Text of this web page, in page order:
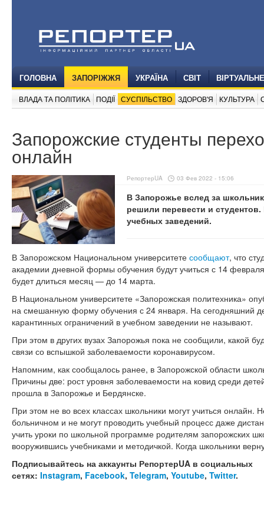
ГОЛОВНА ЗАПОРІЖЖЯ УКРАЇНА СВІТ
ВЛАДА ТА ПОЛІТИКА ПОДІЇ СУСПІЛЬСТВО ЗДОРОВ'Я КУЛЬТУРА
Запорожские студенты
онлайн
РепортерUA 03 Фев 2022 - 15:06
В Запорожье вслед за
решили перевести и
учебных заведений.
В Запорожском Национальном университете сообщают, что
академии дневной формы обучения будут учиться с 14
будет длиться месяц — до 14 марта.
В Национальном университете «Запорожская политехника»
на смешанную форму обучения с 24 января. На сегодняшний
карантинных ограничений в учебном заведении не называют.
При этом в других вузах Запорожья пока не сообщили, какой
связи со вспышкой заболеваемости коронавирусом.
Напомним, как сообщалось ранее, в Запорожской области
Причины две: рост уровня заболеваемости на ковид среди
прошла в Запорожье и Бердянске.
При этом не во всех классах школьники могут учиться онлайн.
больничном и не могут проводить учебный процесс даже
учить уроки по школьной программе родителям запорожских
вооружившись учебниками и методичкой. Когда школьники
Подписывайтесь на аккаунты РепортерUA в социальных
сетях: Instagram, Facebook, Telegram, Youtube, Twitter.